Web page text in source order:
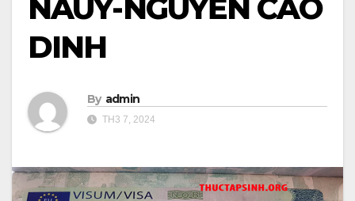
NAUY-NGUYỄN CAO
DINH
By admin
TH3 7, 2024